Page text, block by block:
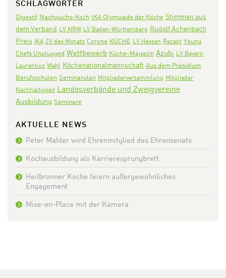
SCHLAGWÖRTER
Digestif Nachwuchs-Koch IKA Olympiade der Köche Stimmen aus
dem Verband LV NRW LV Baden-Württemberg Rudolf Achenbach
Preis IKA ZV des Monats Corona KÜCHE LV Hessen Rezept Young
Chefs Unplugged Wettbewerb Küche-Magazin Azubi LV Bayern
Laurentius Wahl Köchenationalmannschaft Aus dem Präsidium
Berufsschulen Seminarplan Mitgliederversammlung Mitglieder
Nachhaltigkeit Landesverbände und Zweigvereine
Ausbildung Seminare
AKTUELLE NEWS
Peter Mahler wird Ehrenmitglied des Ehrensenats
Kochausbildung als Karrieresprungbrett
Heilbronner Köche feiern außergewöhnliches
Engagement
Mise-en-Place mit der Kamera